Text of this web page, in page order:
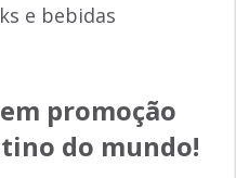
e bebidas
promoção
do mundo!